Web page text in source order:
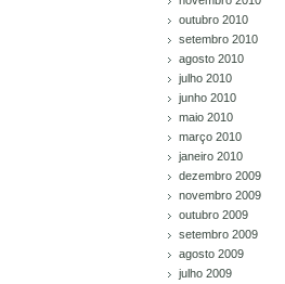
outubro 2010
setembro 2010
agosto 2010
julho 2010
junho 2010
maio 2010
março 2010
janeiro 2010
dezembro 2009
novembro 2009
outubro 2009
setembro 2009
agosto 2009
julho 2009